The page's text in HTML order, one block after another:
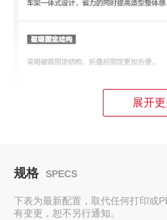
展开
规格 SPECS
下表为最新配置，取代任何打印或
有变更，恕不另行通知。